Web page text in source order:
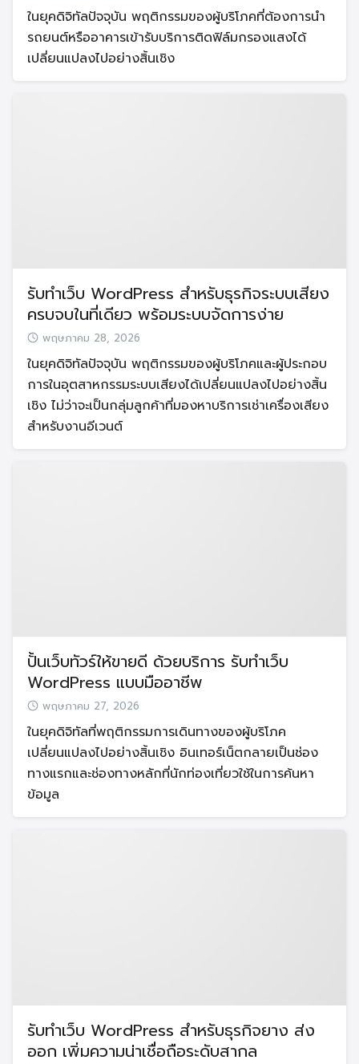
ในยุคดิจิทัลปัจจุบัน พฤติกรรมของผู้บริโภคที่ต้องการนำ
รถยนต์หรืออาคารเข้ารับบริการติดฟิล์มกรองแสงได้
เปลี่ยนแปลงไปอย่างสิ้นเชิง
รับทำเว็บ WordPress สำหรับธุรกิจระบบเสียง
ครบจบในที่เดียว พร้อมระบบจัดการง่าย
พฤษภาคม 28, 2026
ในยุคดิจิทัลปัจจุบัน พฤติกรรมของผู้บริโภคและผู้ประกอบ
การในอุตสาหกรรมระบบเสียงได้เปลี่ยนแปลงไปอย่างสิ้น
เชิง ไม่ว่าจะเป็นกลุ่มลูกค้าที่มองหาบริการเช่าเครื่องเสียง
สำหรับงานอีเวนต์
ปั้นเว็บทัวร์ให้ขายดี ด้วยบริการ รับทำเว็บ
WordPress แบบมืออาชีพ
พฤษภาคม 27, 2026
ในยุคดิจิทัลที่พฤติกรรมการเดินทางของผู้บริโภค
เปลี่ยนแปลงไปอย่างสิ้นเชิง อินเทอร์เน็ตกลายเป็นช่อง
ทางแรกและช่องทางหลักที่นักท่องเที่ยวใช้ในการค้นหา
ข้อมูล
รับทำเว็บ WordPress สำหรับธุรกิจยาง ส่ง
ออก เพิ่มความน่าเชื่อถือระดับสากล